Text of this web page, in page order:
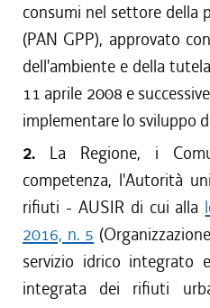
consumi nel settore della
(PAN GPP), approvato
dell'ambiente e della
11 aprile 2008 e
implementare lo sviluppo
2. La Regione, i
competenza, l'Autorità
rifiuti - AUSIR di cui alla
2016, n. 5
servizio idrico integrato
integrata dei rifiuti